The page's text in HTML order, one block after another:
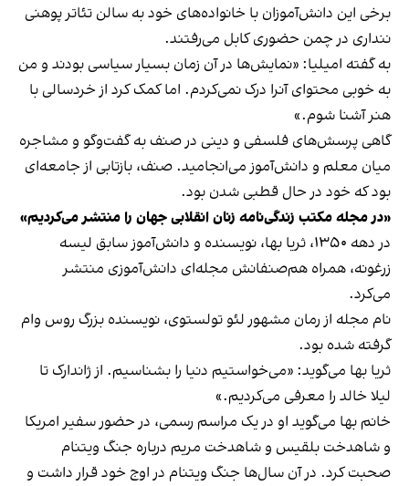
برخی این دانش‌آموزان با خانواده‌‌های خود به سالن تئاتر پوهنی
ننداری در چمن حضوری کابل می‌رفتند.
به گفته امیلیا: «نمایش‌ها در آن زمان بسیار سیاسی بودند و من
به خوبی محتوای آنرا درک نمی‌کردم. اما کمک کرد از خردسالی با
هنر آشنا شوم.»
گاهی پرسش‌های فلسفی و دینی در صنف به گفت‌وگو و مشاجره
میان معلم و دانش‌آموز می‌انجامید. صنف، بازتابی از جامعه‌ای
بود که خود در حال قطبی شدن بود.
«در مجله مکتب زندگی‌نامه زنان انقلابی جهان را منتشر می‌کردیم»
در دهه ۱۳۵۰، ثریا بها، نویسنده و دانش‌آموز سابق لیسه
زرغونه، همراه هم‌صنفانش مجله‌ای دانش‌آموزی منتشر
می‌کرد.
نام مجله از رمان مشهور لئو تولستوی، نویسنده بزرگ روس وام
گرفته شده بود.
ثریا بها می‌گوید: «می‌خواستیم دنیا را بشناسیم. از ژاندارک تا
لیلا خالد را معرفی می‌کردیم.»
خانم بها می‌گوید او در یک مراسم رسمی، در حضور سفیر امریکا
و شاهدخت بلقیس و شاهدخت مریم درباره جنگ ویتنام
صحبت کرد. در آن سال‌ها جنگ ویتنام در اوج خود قرار داشت و